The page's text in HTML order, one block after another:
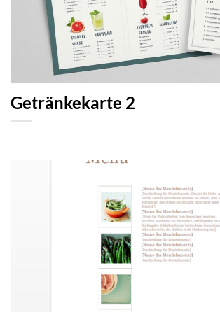
Getränkekarte 2